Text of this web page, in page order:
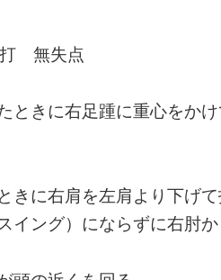
無失点
ときに右足踵に重心をか
きに右肩を左肩より下げ
イング）にならずに右肘か